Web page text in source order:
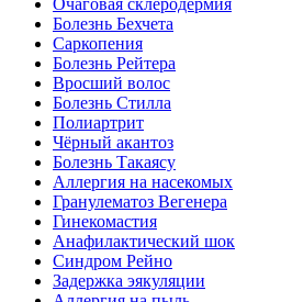
Очаговая склеродермия
Болезнь Бехчета
Саркопения
Болезнь Рейтера
Вросший волос
Болезнь Стилла
Полиартрит
Чёрный акантоз
Болезнь Такаясу
Аллергия на насекомых
Гранулематоз Вегенера
Гинекомастия
Анафилактический шок
Синдром Рейно
Задержка эякуляции